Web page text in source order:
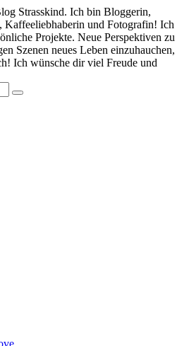
Strasskind. Ich bin Bloggerin,
Kaffeeliebhaberin und Fotografin! Ich
Projekte. Neue Perspektiven zu
Szenen neues Leben einzuhauchen,
Ich wünsche dir viel Freude und